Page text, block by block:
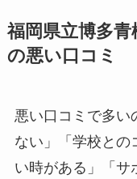
福岡県立博多青
の悪い口コミ
悪い口コミで多い
ない」「学校との
い時がある」「サ